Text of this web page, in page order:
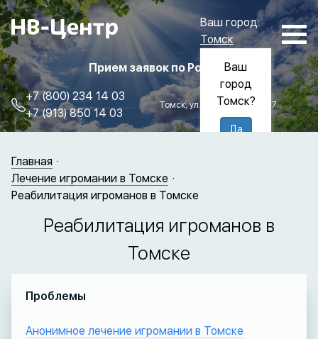
Ваш город:
Томск
Ваш
город
Томск?
Да
Прием заявок по России
+7 (800) 234 14 03
+7 (913) 850 14 03
Томск, ул. Пролетарская, 57
Главная
Лечение игромании в Томске
Реабилитация игроманов в Томске
Реабилитация игроманов в
Томске
Проблемы
Анонимное лечение игромании в Томске